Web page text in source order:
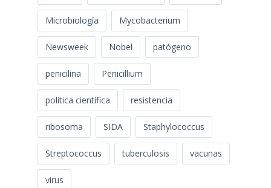
Microbiología Mycobacterium
Newsweek Nobel patógeno
penicilina Penicillium
política científica resistencia
ribosoma SIDA Staphylococcus
Streptococcus tuberculosis vacunas
virus